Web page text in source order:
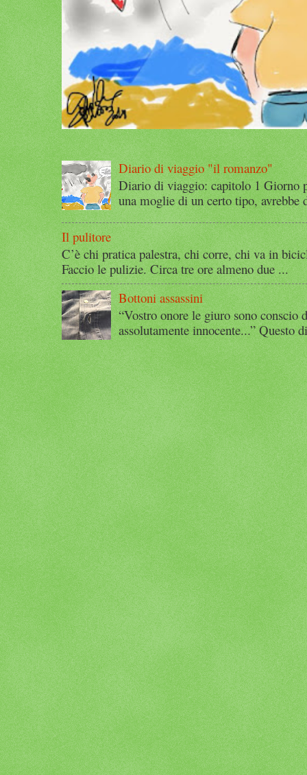
Diario di viaggio "il romanzo"
Diario di viaggio: capitolo 1 Giorno
una moglie di un certo tipo, avrebbe
Il pulitore
C’è chi pratica palestra, chi corre, chi va in
Faccio le pulizie. Circa tre ore almeno due ...
Bottoni assassini
“Vostro onore le giuro sono conscio
assolutamente innocente...” Questo